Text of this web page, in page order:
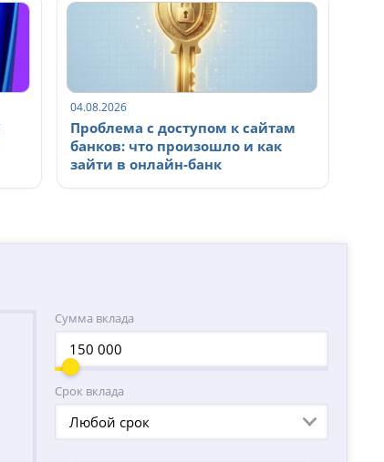
04.08.2026
Проблема с доступом к сайтам
банков: что произошло и как
зайти в онлайн-банк
Сумма вклада
Срок вклада
Любой срок